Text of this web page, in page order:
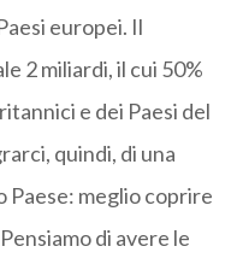
europei. Il
2 miliardi, il cui 50%
e dei Paesi del
quindi, di una
Paese: meglio coprire
di avere le